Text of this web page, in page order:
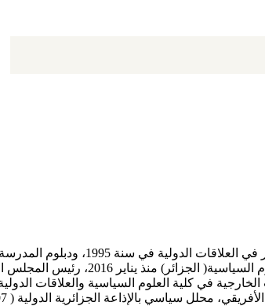
متحصل على درجة الدكتوراه في العلوم السياسية والعلاقات الدولية منذ 2008، من
إدارة عامة سنة 1992، وليسانس في العلوم السياسية والعلاقات الدولية سنة 1990. يشغل مدير
في كلية العلوم السياسية والعلاقات